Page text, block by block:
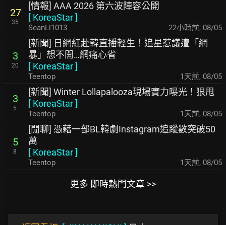
27
35
[情報] AAA 2026 第六波陣容公開
[ KoreaStar]
SeanLi1013 22小時前, 08/05
3
20
[新聞] 日網紅赴韓直播輕生！追星惹議遭「網
暴」想不開…網痛心省
[ KoreaStar]
Teentop 1天前, 08/05
3
5
[新聞] Winter Lollapalooza現場實力曝光！狠甩
[ KoreaStar]
Teentop 1天前, 08/05
5
8
[閒聊] 憑藉一部BL韓劇Instagram追蹤數突破50
萬
[ KoreaStar]
Teentop 1天前, 08/05
更多 即時熱門文章 >>